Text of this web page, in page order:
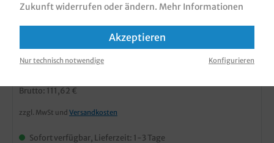
250m 1Ro
Produktnummer:TSF245250
Brutto: 111,62 €
zzgl. MwSt und Versandkosten
Sofort verfügbar, Lieferzeit: 1-3 Tage
Zukunft widerrufen oder ändern. Mehr Informationen
Akzeptieren
Nur technisch notwendige Konfigurieren